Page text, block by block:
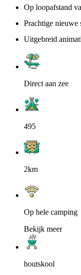
Op loopafstand
Prachtige nieuwe
Uitgebreid
Direct aan zee
495
2km
Op hele camping
Bekijk meer
houtskool